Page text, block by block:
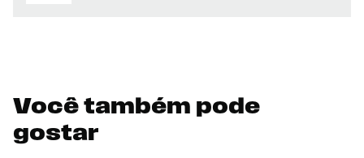
Você também pode
gostar